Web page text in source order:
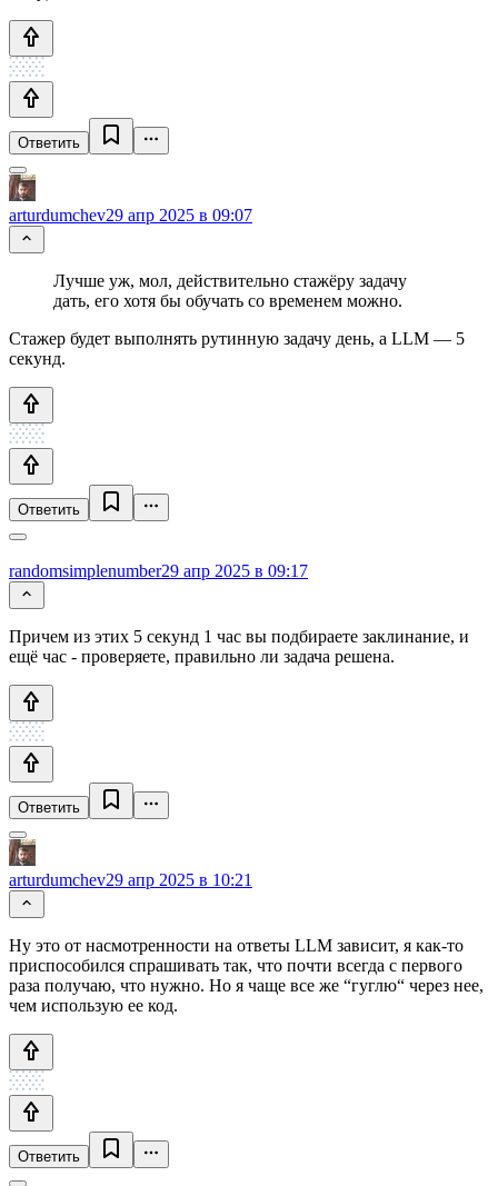
Ответить
arturdumchev29 апр 2025 в 09:07
Лучше уж, мол, действительно стажёру задачу
дать, его хотя бы обучать со временем можно.
Стажер будет выполнять рутинную задачу день, а LLM — 5
секунд.
Ответить
randomsimplenumber29 апр 2025 в 09:17
Причем из этих 5 секунд 1 час вы подбираете заклинание, и
ещё час - проверяете, правильно ли задача решена.
Ответить
arturdumchev29 апр 2025 в 10:21
Ну это от насмотренности на ответы LLM зависит, я как-то
приспособился спрашивать так, что почти всегда с первого
раза получаю, что нужно. Но я чаще все же “гуглю“ через нее,
чем использую ее код.
Ответить